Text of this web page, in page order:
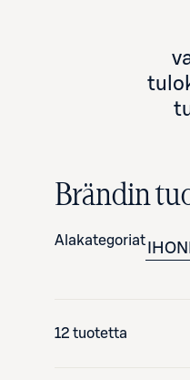
Brändin
Alakategoriat
12 tuotetta